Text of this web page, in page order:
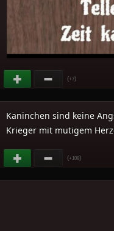
(+7)
Kaninchen sind keine
Krieger mit mutigem
(+108)